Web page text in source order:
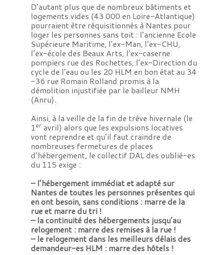
D’autant plus que de nombreux bâtiments et
logements vides (43 000 en Loire-Atlantique)
pourraient être réquisitionnés à Nantes pour
loger les personnes sans toit : l’ancienne Ecole
Supérieure Maritime, l’ex-Man, l’ex-CHU,
l’ex-école des Beaux Arts l’ex-caserne
pompiers rue des Rochettes, l’ex-Direction du
cycle de l’eau ou les 20 HLM en bon état au 34
-36 rue Romain Rolland promis à la
démolition injustifiée par le bailleur NMH
(Anru).
Ainsi, à la veille de la fin de trêve hivernale (le
1eravril) alors que les expulsions locatives
vont reprendre et qu’il faut craindre de
nombreuses fermetures de places
d’hébergement, le collectif DAL des oublié-es
du 115 exige :
– l’hébergement immédiat et adapté sur
Nantes de toutes les personnes présentes qui
en ont besoin, sans conditions : marre de la
rue et marre du tri !
– la continuité des hébergements jusqu’au
relogement : marre des remises à la rue !
– le relogement dans les meilleurs délais des
demandeur-es HLM : marre des hôtels !